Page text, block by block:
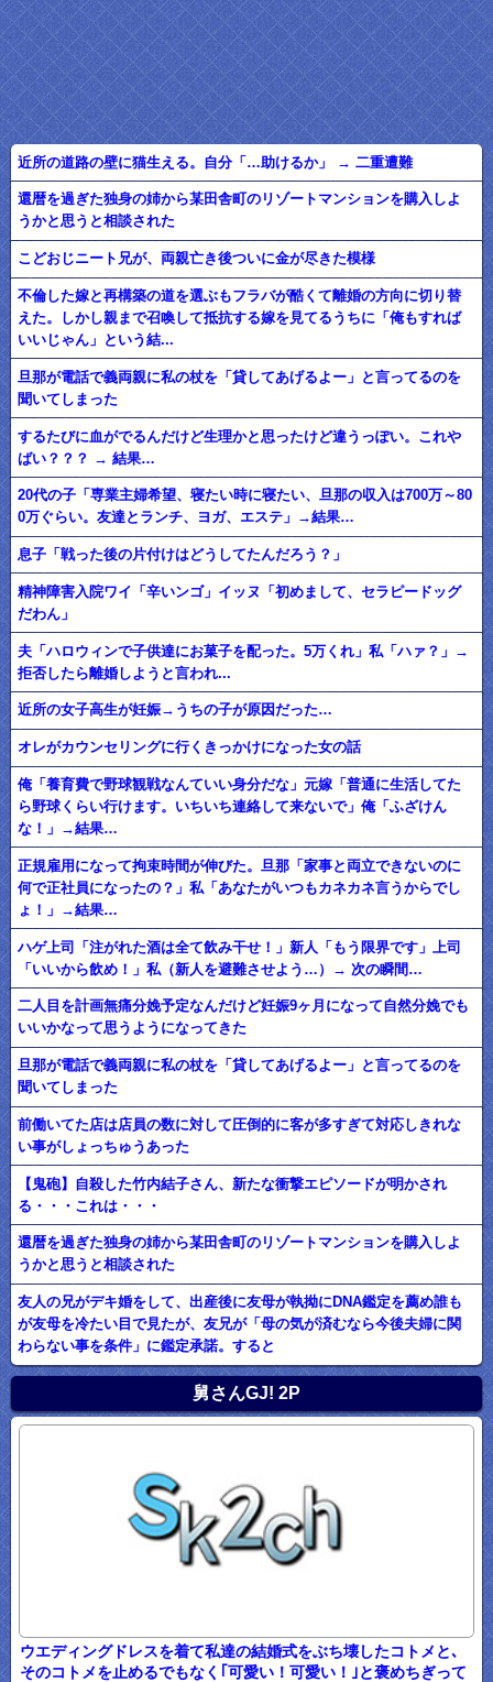
近所の道路の壁に猫生える。自分「…助けるか」 → 二重遭難
還暦を過ぎた独身の姉から某田舎町のリゾートマンションを購入しよ
うかと思うと相談された
こどおじニート兄が、両親亡き後ついに金が尽きた模様
不倫した嫁と再構築の道を選ぶもフラバが酷くて離婚の方向に切り替
えた。しかし親まで召喚して抵抗する嫁を見てるうちに「俺もすれば
いいじゃん」という結...
旦那が電話で義両親に私の杖を「貸してあげるよー」と言ってるのを
聞いてしまった
するたびに血がでるんだけど生理かと思ったけど違うっぽい。これや
ばい？？？ → 結果…
20代の子「専業主婦希望、寝たい時に寝たい、旦那の収入は700万～80
0万ぐらい。友達とランチ、ヨガ、エステ」→結果…
息子「戦った後の片付けはどうしてたんだろう？」
精神障害入院ワイ「辛いンゴ」イッヌ「初めまして、セラピードッグ
だわん」
夫「ハロウィンで子供達にお菓子を配った。5万くれ」私「ハァ？」→
拒否したら離婚しようと言われ...
近所の女子高生が妊娠→うちの子が原因だった…
オレがカウンセリングに行くきっかけになった女の話
俺「養育費で野球観戦なんていい身分だな」元嫁「普通に生活してた
ら野球くらい行けます。いちいち連絡して来ないで」俺「ふざけん
な！」→結果…
正規雇用になって拘束時間が伸びた。旦那「家事と両立できないのに
何で正社員になったの？」私「あなたがいつもカネカネ言うからでし
ょ！」→結果…
ハゲ上司「注がれた酒は全て飲み干せ！」新人「もう限界です」上司
「いいから飲め！」私（新人を避難させよう…）→ 次の瞬間…
二人目を計画無痛分娩予定なんだけど妊娠9ヶ月になって自然分娩でも
いいかなって思うようになってきた
旦那が電話で義両親に私の杖を「貸してあげるよー」と言ってるのを
聞いてしまった
前働いてた店は店員の数に対して圧倒的に客が多すぎて対応しきれな
い事がしょっちゅうあった
【鬼砲】自殺した竹内結子さん、新たな衝撃エピソードが明かされ
る・・・これは・・・
還暦を過ぎた独身の姉から某田舎町のリゾートマンションを購入しよ
うかと思うと相談された
友人の兄がデキ婚をして、出産後に友母が執拗にDNA鑑定を薦め誰も
が友母を冷たい目で見たが、友兄が「母の気が済むなら今後夫婦に関
わらない事を条件」に鑑定承諾。すると
舅さんGJ! 2P
ウエディングドレスを着て私達の結婚式をぶち壊したコトメと､
そのコトメを止めるでもなく｢可愛い！可愛い！｣と褒めちぎって